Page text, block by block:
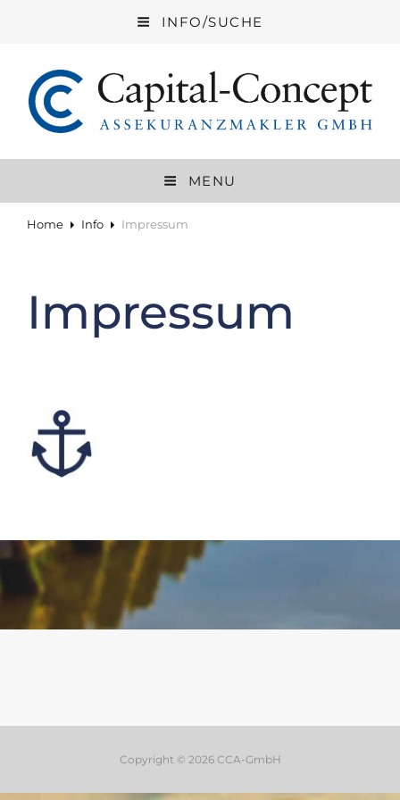
INFO/SUCHE
CAPITAL-CONCEPT ASSEKURANZ
GMBH
Versicherungen Mit Echtem Service
MENU
Home Info Impressum
Impressum
Copyright © 2026 CCA-GmbH